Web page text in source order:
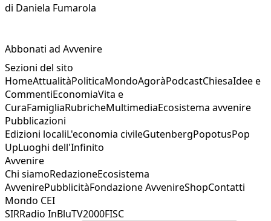
di Daniela Fumarola
Abbonati ad Avvenire
Sezioni del sito
HomeAttualitàPoliticaMondoAgoràPodcastChiesaIdee e
CommentiEconomiaVita e
CuraFamigliaRubricheMultimediaEcosistema avvenire
Pubblicazioni
Edizioni localiL'economia civileGutenbergPopotusPop
UpLuoghi dell'Infinito
Avvenire
Chi siamoRedazioneEcosistema
AvvenirePubblicitàFondazione AvvenireShopContatti
Mondo CEI
SIRRadio InBluTV2000FISC